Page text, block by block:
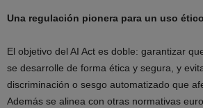
Una regulación pionera para un uso
El objetivo del AI Act es doble: garantizar
se desarrolle de forma ética y segura, y
discriminación o sesgo automatizado que
Además se alinea con otras normativas